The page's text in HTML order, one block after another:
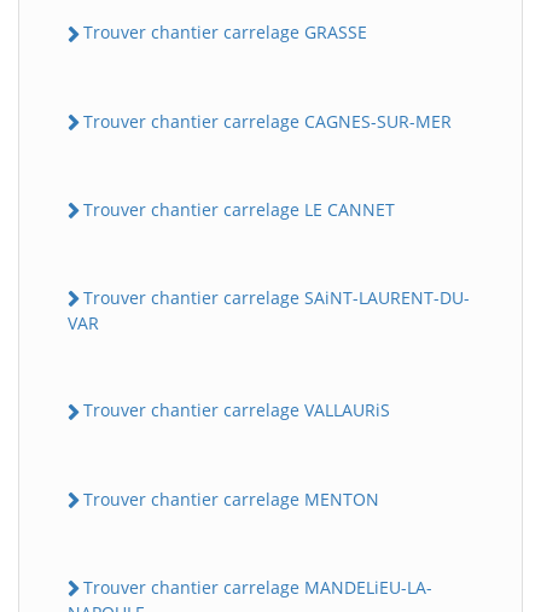
Trouver chantier carrelage GRASSE
Trouver chantier carrelage CAGNES-SUR-MER
Trouver chantier carrelage LE CANNET
Trouver chantier carrelage SAiNT-LAURENT-DU-
VAR
Trouver chantier carrelage VALLAURiS
Trouver chantier carrelage MENTON
Trouver chantier carrelage MANDELiEU-LA-